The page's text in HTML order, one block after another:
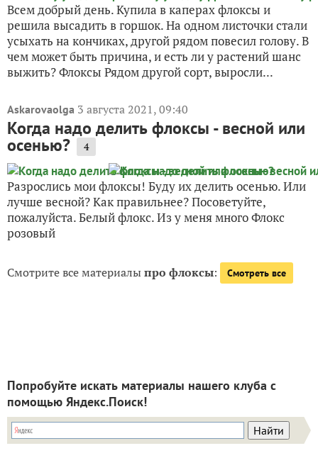
Всем добрый день. Купила в каперах флоксы и
решила высадить в горшок. На одном листочки стали
усыхать на кончиках, другой рядом повесил голову. В
чем может быть причина, и есть ли у растений шанс
выжить? Флоксы Рядом другой сорт, выросли...
Askarovaolga 3 августа 2021, 09:40
Когда надо делить флоксы - весной или
осенью? 4
Разрослись мои флоксы! Буду их делить осенью. Или
лучше весной? Как правильнее? Посоветуйте,
пожалуйста. Белый флокс. Из у меня много Флокс
розовый
Смотрите все материалыпро флоксы: Смотреть все
Попробуйте искать материалы нашего клуба с
помощью Яндекс.Поиск!